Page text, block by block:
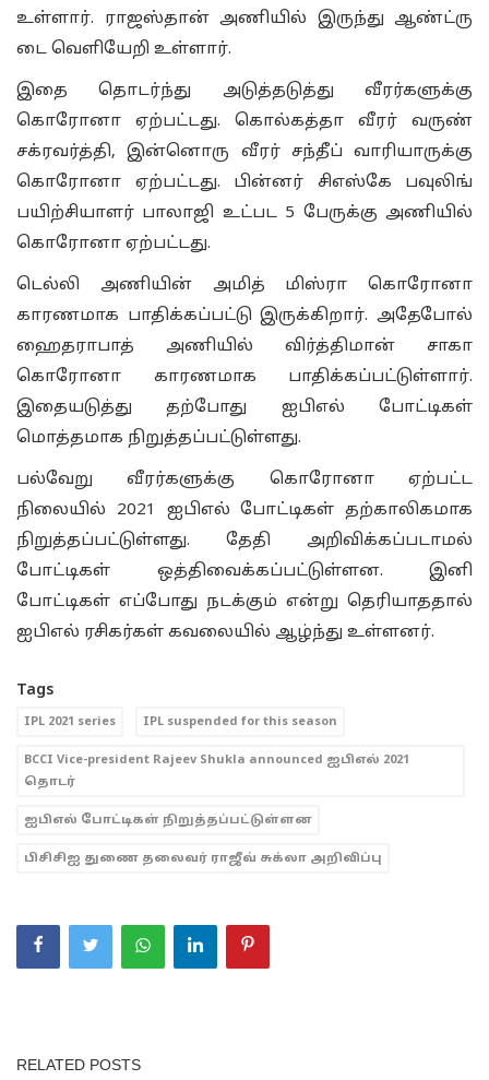
உள்ளார். ராஜஸ்தான் அணியில் இருந்து ஆண்ட்ரு
டை வெளியேறி உள்ளார்.
இதை தொடர்ந்து அடுத்தடுத்து வீரர்களுக்கு
கொரோனா ஏற்பட்டது. கொல்கத்தா வீரர் வருண்
சக்ரவர்த்தி, இன்னொரு வீரர் சந்தீப் வாரியாருக்கு
கொரோனா ஏற்பட்டது. பின்னர் சிஎஸ்கே பவுலிங்
பயிற்சியாளர் பாலாஜி உட்பட 5 பேருக்கு அணியில்
கொரோனா ஏற்பட்டது.
டெல்லி அணியின் அமித் மிஸ்ரா கொரோனா
காரணமாக பாதிக்கப்பட்டு இருக்கிறார். அதேபோல்
ஹைதராபாத் அணியில் விர்த்திமான் சாகா
கொரோனா காரணமாக பாதிக்கப்பட்டுள்ளார்.
இதையடுத்து தற்போது ஐபிஎல் போட்டிகள்
மொத்தமாக நிறுத்தப்பட்டுள்ளது.
பல்வேறு வீரர்களுக்கு கொரோனா ஏற்பட்ட
நிலையில் 2021 ஐபிஎல் போட்டிகள் தற்காலிகமாக
நிறுத்தப்பட்டுள்ளது. தேதி அறிவிக்கப்படாமல்
போட்டிகள் ஒத்திவைக்கப்பட்டுள்ளன. இனி
போட்டிகள் எப்போது நடக்கும் என்று தெரியாததால்
ஐபிஎல் ரசிகர்கள் கவலையில் ஆழ்ந்து உள்ளனர்.
Tags
IPL 2021 series IPL suspended for this season
BCCI Vice-president Rajeev Shukla announced ஐபிஎல் 2021
தொடர்
ஐபிஎல் போட்டிகள் நிறுத்தப்பட்டுள்ளன
பிசிசிஐ துணை தலைவர் ராஜீவ் சுக்லா அறிவிப்பு
RELATED POSTS